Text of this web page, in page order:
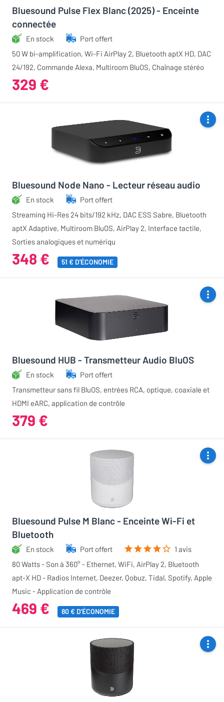
Bluesound Pulse Flex Blanc (2025) - Enceinte
connectée
En stock
Port offert
50 W bi-amplification, Wi-Fi AirPlay 2, Bluetooth aptX HD, DAC
24/192, Commande Alexa, Multiroom BluOS, Chaînage stéréo
329 €
Bluesound Node Nano - Lecteur réseau audio
En stock
Port offert
Streaming Hi-Res 24 bits/192 kHz, DAC ESS Sabre, Bluetooth
aptX Adaptive, Multiroom BluOS, AirPlay 2, Interface tactile,
Sorties analogiques et numériqu
348 € 51 € D'ÉCONOMIE
Bluesound HUB - Transmetteur Audio BluOS
En stock
Port offert
Transmetteur sans fil BluOS, entrées RCA, optique, coaxiale et
HDMI eARC, application de contrôle
379 €
Bluesound Pulse M Blanc - Enceinte Wi-Fi et
Bluetooth
En stock Port offert
1 avis
80 Watts - Son à 360° - Ethernet, WiFi, AirPlay 2, Bluetooth
apt-X HD - Radios Internet, Deezer, Qobuz, Tidal, Spotify, Apple
Music - Application de contrôle
469 € 80 € D'ÉCONOMIE